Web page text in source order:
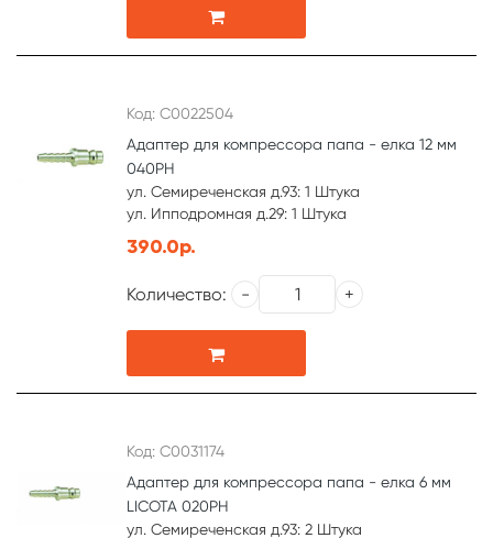
Код: С0022504
Адаптер для компрессора папа - елка 12 мм
040PH
ул. Семиреченская д.93: 1 Штука
ул. Ипподромная д.29: 1 Штука
390.0р.
Количество:
Код: С0031174
Адаптер для компрессора папа - елка 6 мм
LICOTA 020PH
ул. Семиреченская д.93: 2 Штука